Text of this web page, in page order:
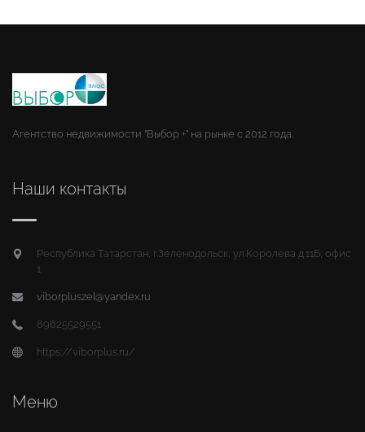
Агентство недвижимости "Выбор +" на рынке с 2012 года.
Наши контакты
Республика Татарстан, г.Зеленодольск, ул.Королева д.11Б, офис
1
viborpluszel@yandex.ru
89625529551
https://viborplus.ru/
Меню